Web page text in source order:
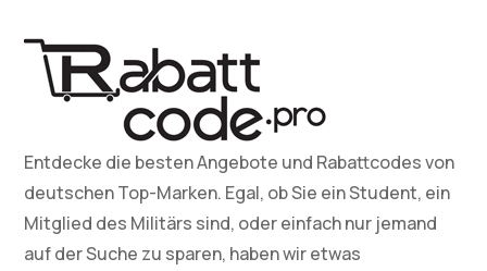
Entdecke die besten Angebote und Rabattcodes von
deutschen Top-Marken. Egal, ob Sie ein Student, ein
Mitglied des Militärs sind, oder einfach nur jemand
auf der Suche zu sparen, haben wir etwas